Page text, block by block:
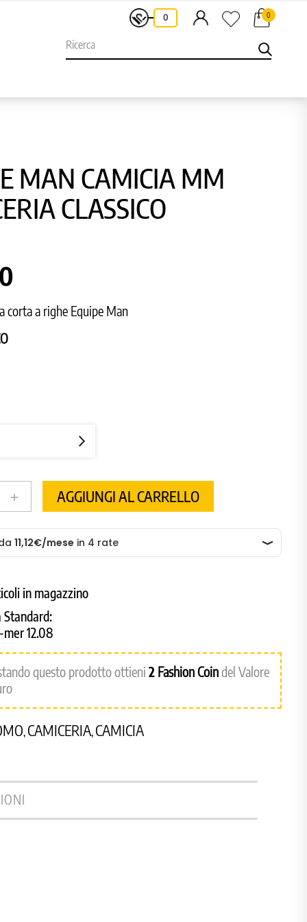
- 0 0
MAN CAMICIA MM
CLASSICO
corta a righe Equipe Man
add AGGIUNGI AL CARRELLO
in magazzino
Standard:
mer 12.08
questo prodotto ottieni2 Fashion Coindel Valore
, CAMICERIA, CAMICIA